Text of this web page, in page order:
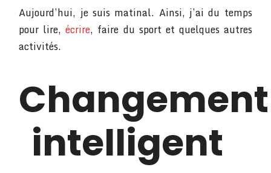
Aujourd’hui, je suis matinal. Ainsi, j’ai du temps
pour lire,écrire, faire du sport et quelques autres
activités.
Changement
intelligent